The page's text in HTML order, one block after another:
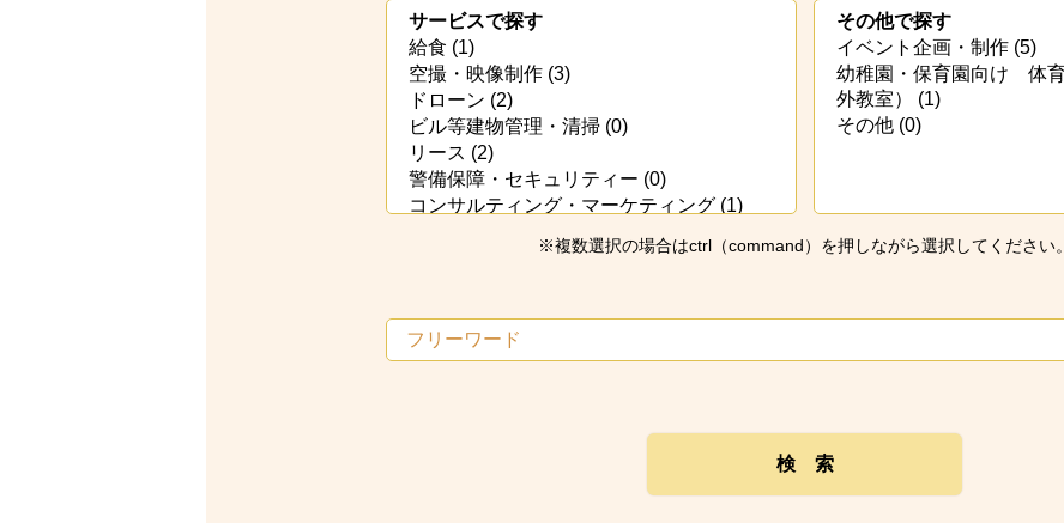
※複数選択の場合はctrl（command）を押しながら選択してください。